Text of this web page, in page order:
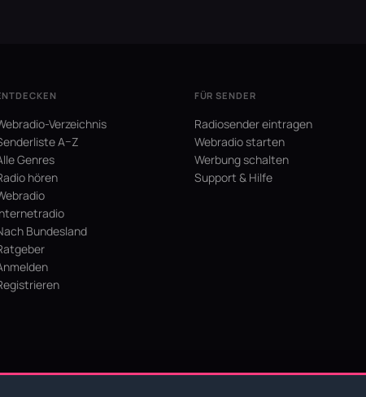
Verzeichnis
A–Z
Genres
hören
Bundesland
FÜR SENDER
Radiosender eintragen
Webradio starten
Werbung schalten
Support & Hilfe